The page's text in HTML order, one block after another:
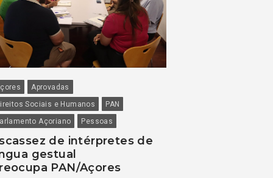
Aprovadas
Sociais e Humanos
PAN
Açoriano
Pessoas
de intérpretes de
gestual
PAN/Açores